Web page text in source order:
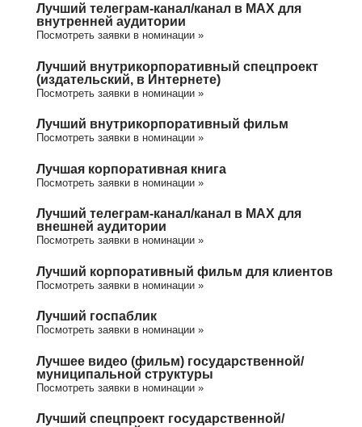
Лучший телеграм-канал/канал в МАХ для
внутренней аудитории
Посмотреть заявки в номинации »
Лучший внутрикорпоративный спецпроект
(издательский, в Интернете)
Посмотреть заявки в номинации »
Лучший внутрикорпоративный фильм
Посмотреть заявки в номинации »
Лучшая корпоративная книга
Посмотреть заявки в номинации »
Лучший телеграм-канал/канал в МАХ для
внешней аудитории
Посмотреть заявки в номинации »
Лучший корпоративный фильм для клиентов
Посмотреть заявки в номинации »
Лучший госпаблик
Посмотреть заявки в номинации »
Лучшее видео (фильм) государственной/
муниципальной структуры
Посмотреть заявки в номинации »
Лучший спецпроект государственной/